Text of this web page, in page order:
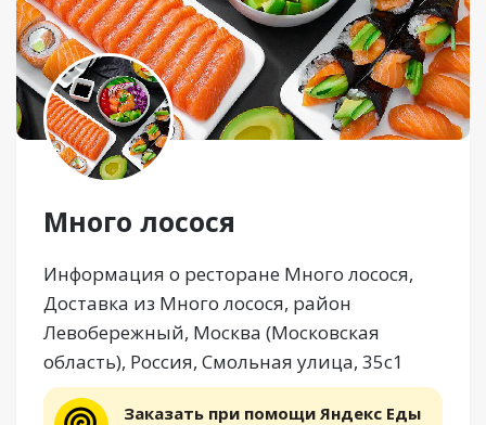
Много лосося
Информация о ресторане Много лосося,
Доставка из Много лосося, район
Левобережный, Москва (Московская
область), Россия, Смольная улица, 35с1
Заказать при помощи Яндекс Еды